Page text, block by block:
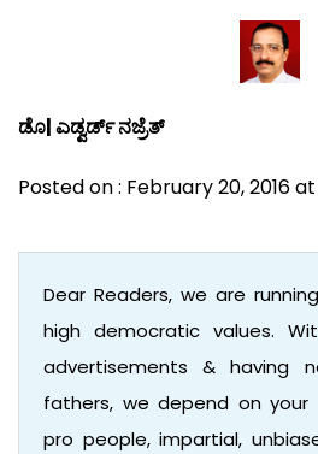
ಡೊ| ಎಡ್ವರ್ಡ್ ನಜ್ರೆತ್
Posted on : February 20, 2016 at
Dear Readers, we are
high democratic values.
advertisements & having
fathers, we depend on
pro people, impartial,